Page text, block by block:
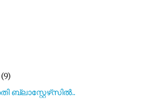
(9)
ബ്ലാസ്റ്റേഴ്‌സിൽ..